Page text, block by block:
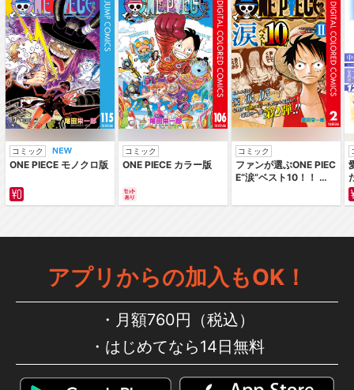
イ』最終章
ゴールデンカムイ（OAD）第
一弾
ゴールデンカムイ（OAD）第
二弾
ゴールデンカムイ（OAD）第
三弾
コミック
ONE PIECE モノクロ版
コミック
ONE PIECE カラー版
コミック
ファンが選ぶONE PIEC
E“涙”ベスト10！！ ～
編～ カラー版
アプリからの加入もOK！
月額760円（税込）
はじめてなら14日無料